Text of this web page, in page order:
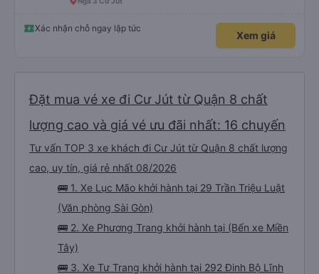
Xác nhận chỗ ngay lập tức
Xem giá
Đặt mua vé xe đi Cư Jút từ Quận 8 chất
lượng cao và giá vé ưu đãi nhất: 16 chuyến
Tư vấn TOP 3 xe khách đi Cư Jút từ Quận 8 chất lượng
cao, uy tín, giá rẻ nhất 08/2026
🚌 1. Xe Lục Mão khởi hành tại 29 Trần Triệu Luật
(Văn phòng Sài Gòn)
🚌 2. Xe Phương Trang khởi hành tại (Bến xe Miền
Tây)
🚌 3. Xe Tư Trang khởi hành tại 292 Đinh Bộ Lĩnh